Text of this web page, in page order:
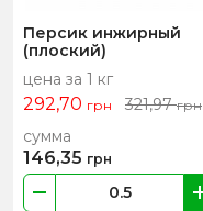
Персик инжирный
(плоский)
цена за 1 кг
292,70 грн 321,97грн
сумма
146,35 грн